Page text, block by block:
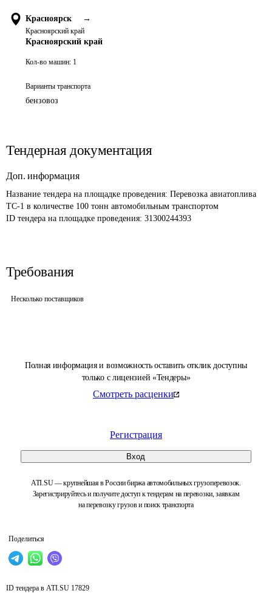
Полная информация и возможность оставить отклик доступны
только с лицензией «Тендеры»
Смотреть расценки
Регистрация
Вход
ATI.SU — крупнейшая в России биржа автомобильных грузоперевозок.
Зарегистрируйтесь и получите доступ к тендерам на перевозки, заявкам
на перевозку грузов и поиск транспорта
Поделиться
Красноярск →
Красноярский край
Красноярский край
Кол-во машин: 1
Варианты транспорта
бензовоз
Тендерная документация
Доп. информация
Название тендера на площадке проведения: Перевозка авиатоплива
ТС-1 в количестве 100 тонн автомобильным транспортом
ID тендера на площадке проведения: 31300244393
Требования
Несколько поставщиков
ID тендера в ATI.SU 17829